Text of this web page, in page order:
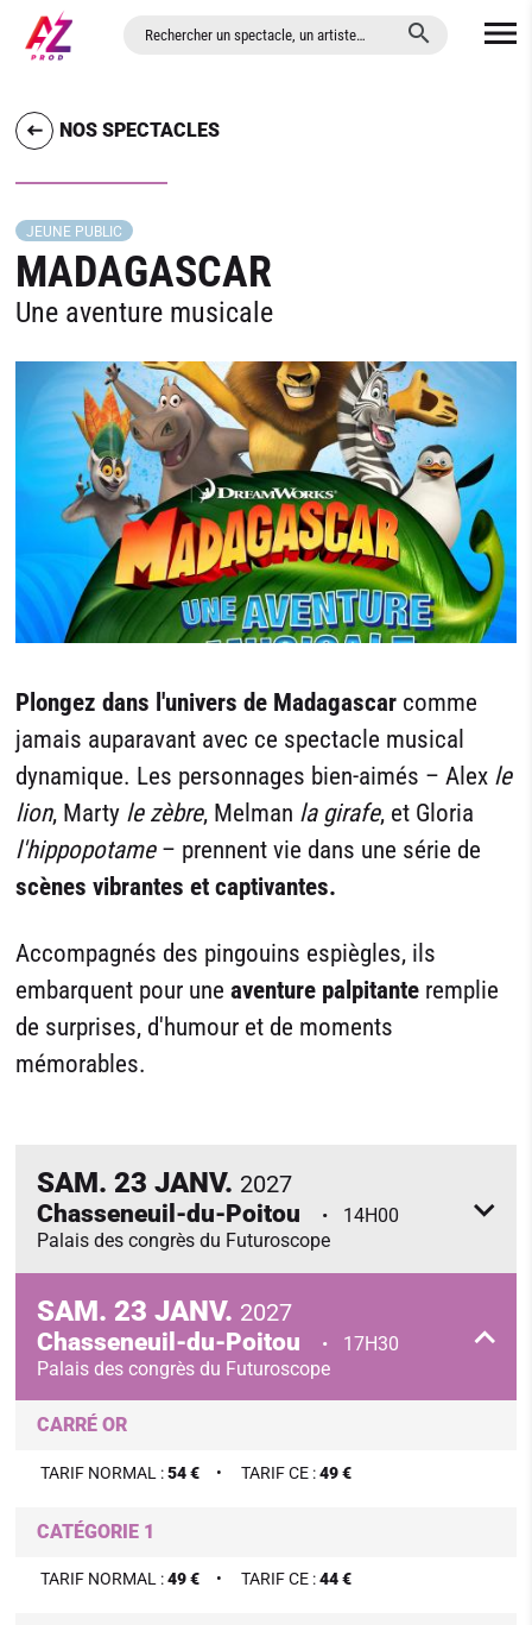
NOS SPECTACLES
JEUNE PUBLIC
MADAGASCAR
Une aventure musicale
Plongez dans l'univers de Madagascar comme
jamais auparavant avec ce spectacle musical
dynamique. Les personnages bien-aimés – Alex le
lion, Marty le zèbre, Melman la girafe, et Gloria
l'hippopotame– prennent vie dans une série de
scènes vibrantes et captivantes.
Accompagnés des pingouins espiègles, ils
embarquent pour uneaventure palpitante remplie
de surprises, d'humour et de moments
mémorables.
SAM. 23 JANV. 2027
Chasseneuil-du-Poitou
14H00
Palais des congrès du Futuroscope
SAM. 23 JANV. 2027
Chasseneuil-du-Poitou
17H30
Palais des congrès du Futuroscope
CARRÉ OR
TARIF NORMAL :54 € TARIF CE :49 €
CATÉGORIE 1
TARIF NORMAL :49 € TARIF CE :44 €